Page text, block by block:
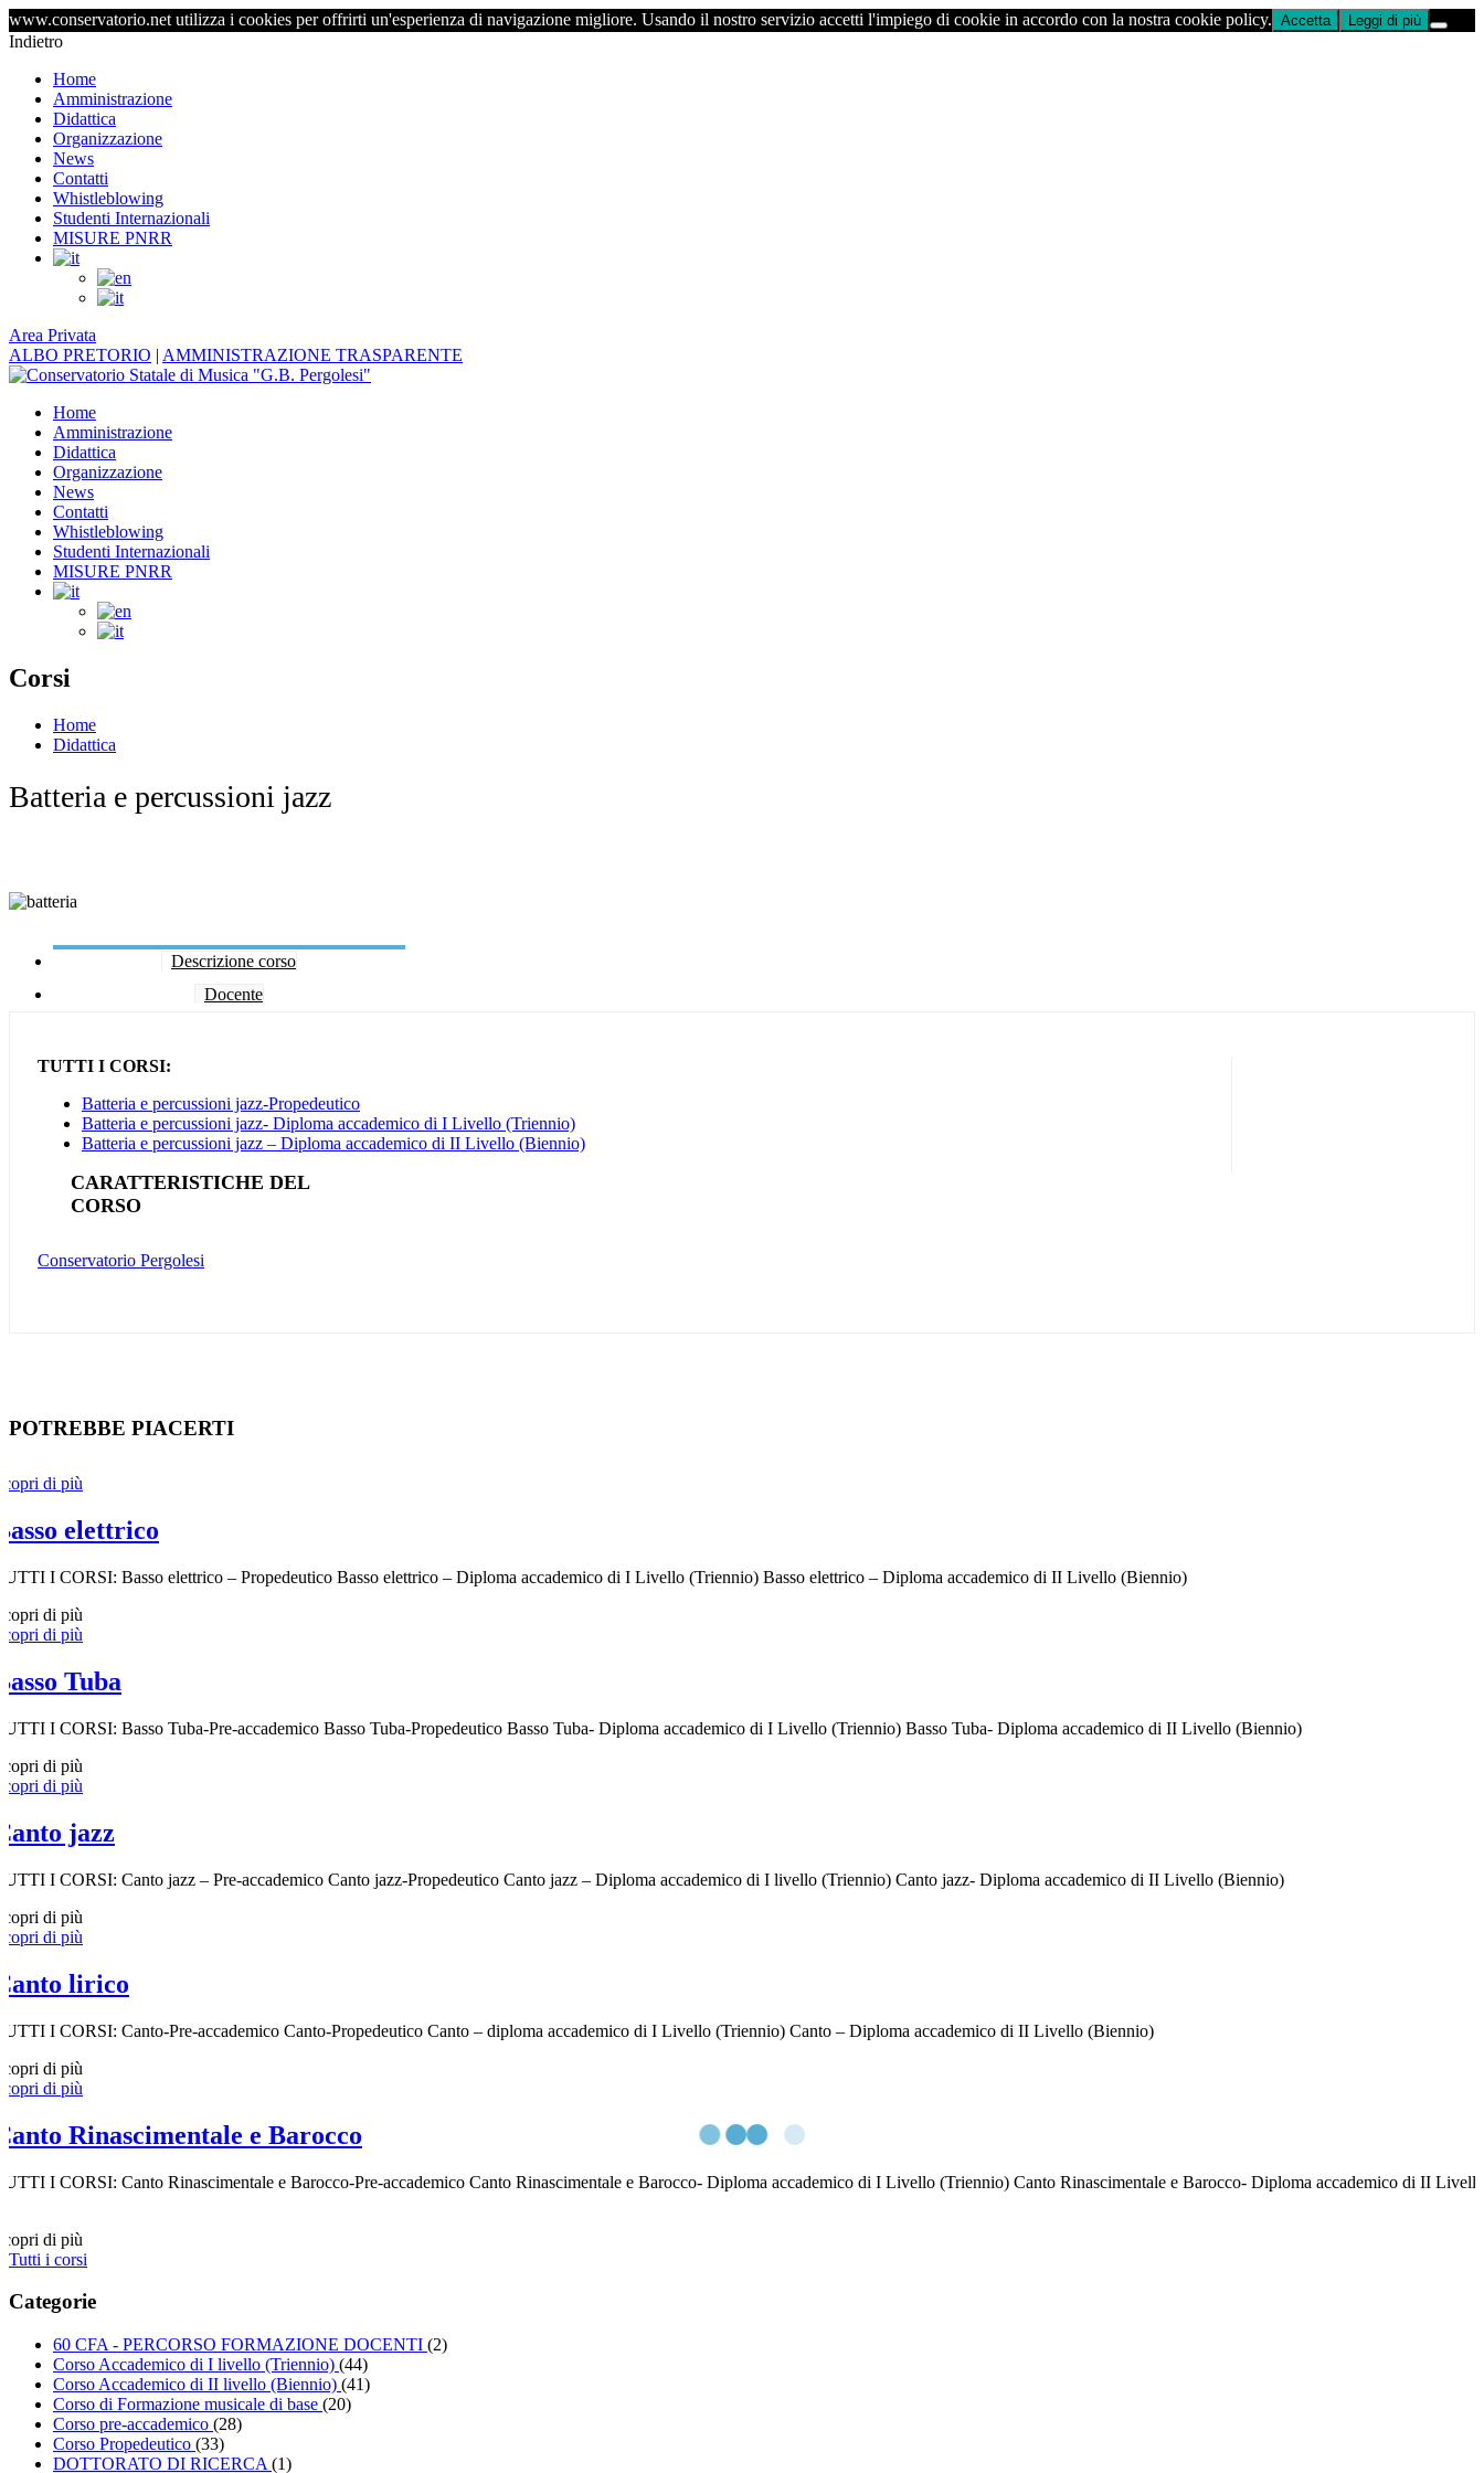
www.conservatorio.net utilizza i cookies per offrirti un'esperienza di navigazione migliore. Usando il nostro servizio accetti l'impiego di cookie in accordo con la nostra cookie policy. Accetta Leggi di più
Indietro
Home
Amministrazione
Didattica
Organizzazione
News
Contatti
Whistleblowing
Studenti Internazionali
MISURE PNRR
Area Privata
ALBO PRETORIO | AMMINISTRAZIONE TRASPARENTE
Home
Amministrazione
Didattica
Organizzazione
News
Contatti
Whistleblowing
Studenti Internazionali
MISURE PNRR
Corsi
Home
Didattica
Batteria e percussioni jazz
Descrizione corso
Docente
TUTTI I CORSI:
Batteria e percussioni jazz-Propedeutico
Batteria e percussioni jazz- Diploma accademico di I Livello (Triennio)
Batteria e percussioni jazz – Diploma accademico di II Livello (Biennio)
CARATTERISTICHE DEL
CORSO
Conservatorio Pergolesi
POTREBBE PIACERTI
di più
elettrico
I CORSI: Basso elettrico – Propedeutico Basso elettrico – Diploma accademico di I Livello (Triennio) Basso elettrico – Diploma accademico di II Livello (Biennio)
di più
di più
Tuba
I CORSI: Basso Tuba-Pre-accademico Basso Tuba-Propedeutico Basso Tuba- Diploma accademico di I Livello (Triennio) Basso Tuba- Diploma accademico di II Livello (Biennio)
di più
di più
jazz
I CORSI: Canto jazz – Pre-accademico Canto jazz-Propedeutico Canto jazz – Diploma accademico di I livello (Triennio) Canto jazz- Diploma accademico di II Livello (Biennio)
di più
di più
lirico
I CORSI: Canto-Pre-accademico Canto-Propedeutico Canto – diploma accademico di I Livello (Triennio) Canto – Diploma accademico di II Livello (Biennio)
di più
di più
Rinascimentale e Barocco
I CORSI: Canto Rinascimentale e Barocco-Pre-accademico Canto Rinascimentale e Barocco- Diploma accademico di I Livello (Triennio) Canto Rinascimentale e Barocco- Diploma accademico di II Livello
di più
Tutti i corsi
Categorie
60 CFA - PERCORSO FORMAZIONE DOCENTI (2)
Corso Accademico di I livello (Triennio) (44)
Corso Accademico di II livello (Biennio) (41)
Corso di Formazione musicale di base (20)
Corso pre-accademico (28)
Corso Propedeutico (33)
DOTTORATO DI RICERCA (1)